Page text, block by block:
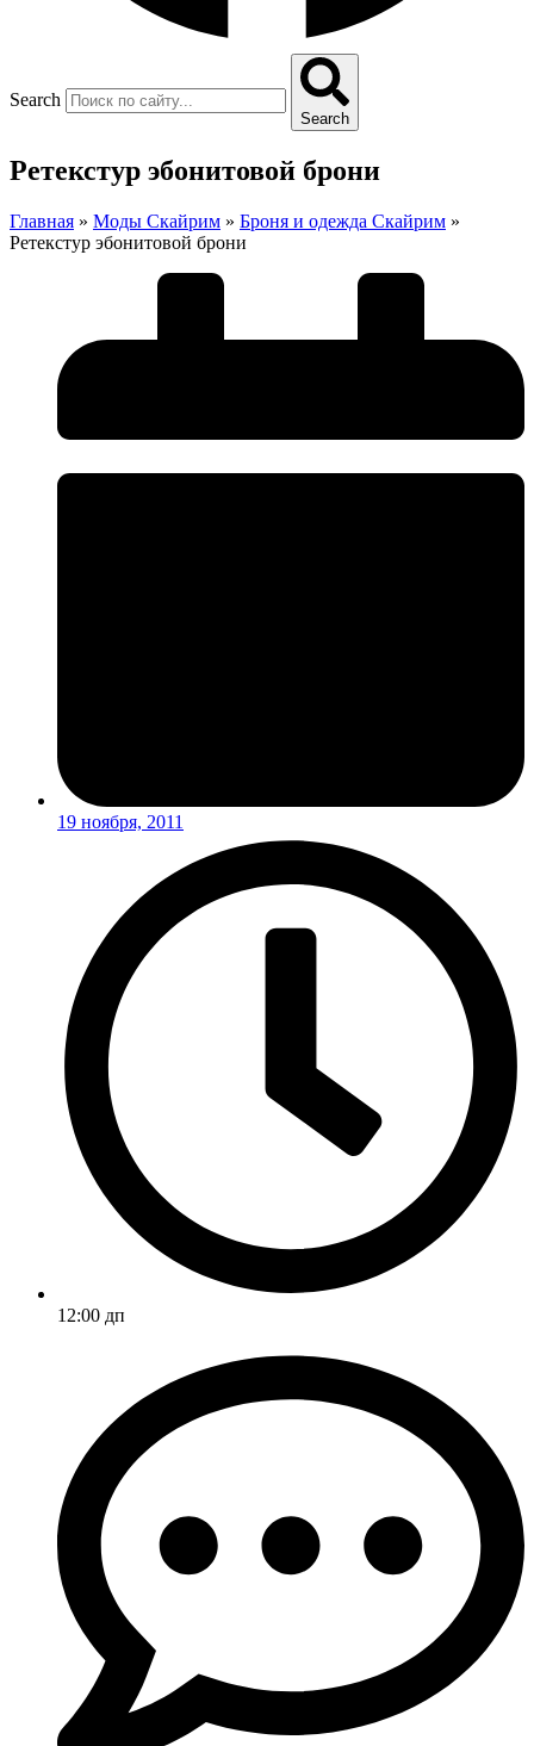
Search
Search
Ретекстур эбонитовой брони
Главная » Моды Скайрим » Броня и одежда Скайрим »
Ретекстур эбонитовой брони
19 ноября, 2011
12:00 дп